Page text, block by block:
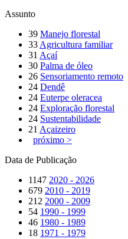
Assunto
39 Manejo florestal
33 Agricultura familiar
31 Açaí
30 Palma de óleo
26 Sensoriamento remoto
24 Dendê
24 Euterpe oleracea
24 Exploração florestal
24 Sustentabilidade
21 Açaizeiro
próximo >
Data de Publicação
1147 2020 - 2026
679 2010 - 2019
212 2000 - 2009
54 1990 - 1999
46 1980 - 1989
18 1971 - 1979